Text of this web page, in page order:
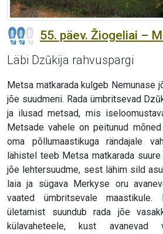
55. päev. Žiogeliai –
Läbi Dzūkija rahvuspargi
Metsa matkarada kulgeb Nemunase
jõe suudmeni. Rada ümbritsevad
ja ilusad metsad, mis
Metsade vahele on peitunud
oma põllumaastikuga rändajale
lähistel teeb Metsa matkarada
jõe lehtersuudme, sest lähim sild
laia ja sügava Merkyse oru
vaated ümbritsevale
ületamist suundub rada jõe
külavaheteele, kust avanevad